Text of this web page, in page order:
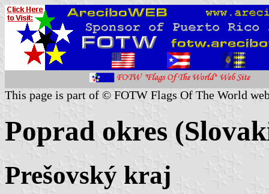
This page is part of © FOTW Flags Of The World
Poprad okres
Prešovský kraj